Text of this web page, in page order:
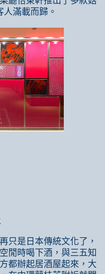
滿載而歸。
只是日本傳統文化了，
閒時喝下酒，與三五知
都辦起居酒屋起來，大